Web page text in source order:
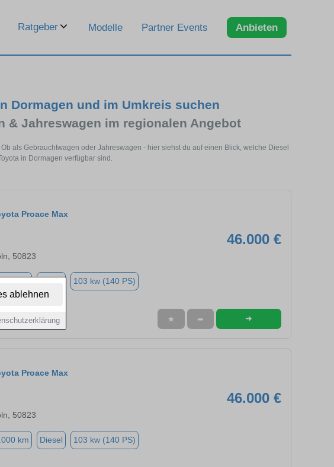
ablehnen
Ratgeber Modelle Partner Events Anbieten
Dormagen und im Umkreis suchen
& Jahreswagen im regionalen Angebot
als Gebrauchtwagen oder Jahreswagen - hier siehst du auf einen Blick, welche Diesel
in Dormagen verfügbar sind.
Proace Max
46.000 €
50823
103 kw (140 PS)
★ ➦ ➜
Proace Max
46.000 €
50823
km Diesel 103 kw (140 PS)